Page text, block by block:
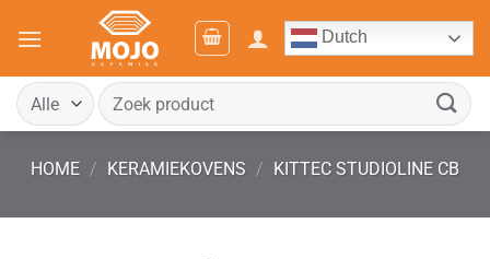
naar
Dutch
Zoeken
naar:
HOME / KERAMIEKOVENS / KITTEC STUDIOLINE CB